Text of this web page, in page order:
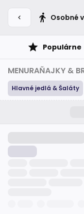
Osobné
Populárne
MENURAŇAJKY &
Hlavné jedlá & Šaláty